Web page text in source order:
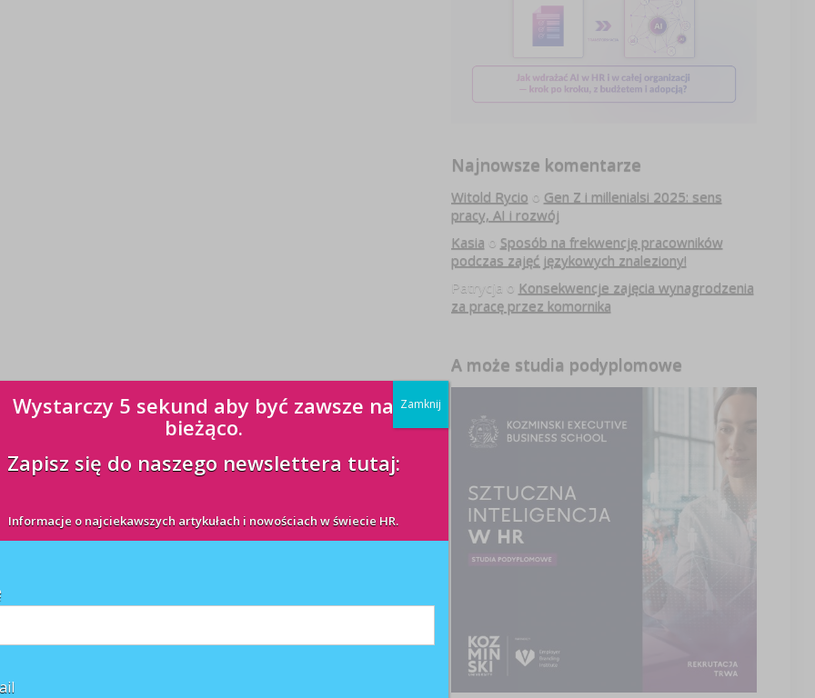
Najnowsze komentarze
Witold Rycio o Gen Z i millenialsi 2025: sens
pracy, AI i rozwój
Kasia o Sposób na frekwencję pracowników
podczas zajęć językowych znaleziony!
Patrycja o Konsekwencje zajęcia wynagrodzenia
za pracę przez komornika
A może studia podyplomowe
Wystarczy 5 sekund aby być zawsze na
bieżąco.
Zapisz się do naszego newslettera tutaj:
Informacje o najciekawszych artykułach i nowościach w świecie HR.
Zamknij